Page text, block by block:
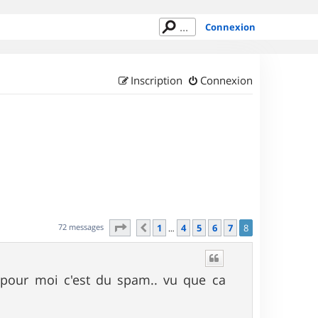
Connexion
Connexion
Inscription
72 messages Page sur
Précédent
1 … 4 5 6 7 8
moi c'est du spam.. vu que ca